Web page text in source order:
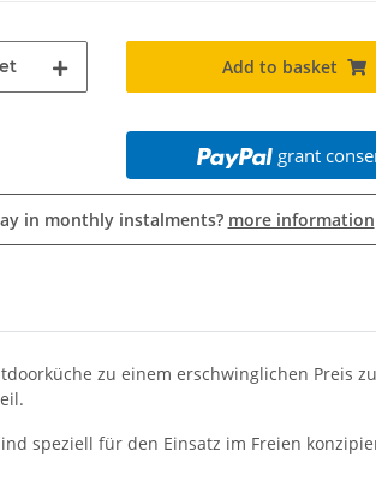
Add to basket
grant
in monthly instalments? more information
zu einem erschwinglichen Preis zu
speziell für den Einsatz im Freien